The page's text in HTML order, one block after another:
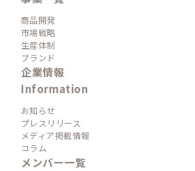
商品開発
市場戦略
生産体制
ブランド
企業情報
Information
お知らせ
プレスリリース
メディア掲載情報
コラム
メンバー一覧